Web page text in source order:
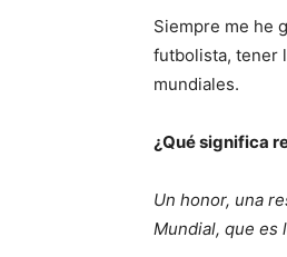
Siempre me he
futbolista, tener
mundiales.
¿Qué significa
Un honor, una
Mundial, que es